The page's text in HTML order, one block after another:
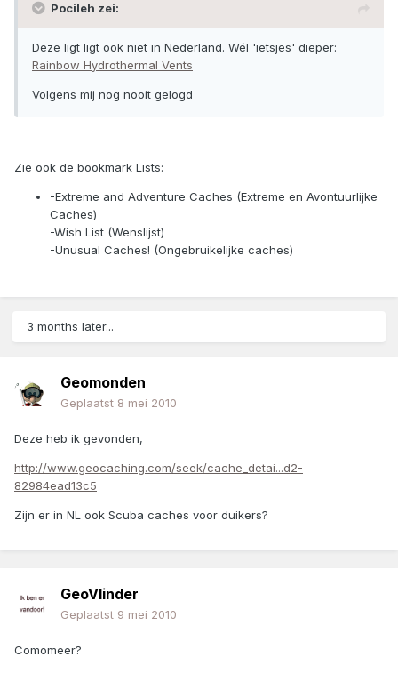
Pocileh zei:
Deze ligt ligt ook niet in Nederland. Wél 'ietsjes' dieper:
Rainbow Hydrothermal Vents
Volgens mij nog nooit gelogd
Zie ook de bookmark Lists:
-Extreme and Adventure Caches (Extreme en Avontuurlijke
Caches)
-Wish List (Wenslijst)
-Unusual Caches! (Ongebruikelijke caches)
3 months later...
Geomonden
Geplaatst 8 mei 2010
Deze heb ik gevonden,
http://www.geocaching.com/seek/cache_detai...d2-
82984ead13c5
Zijn er in NL ook Scuba caches voor duikers?
GeoVlinder
Geplaatst 9 mei 2010
Comomeer?